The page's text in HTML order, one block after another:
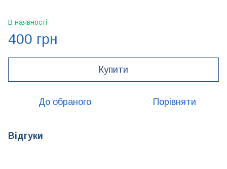
В наявності
400 грн
Купити
До обраного Порівняти
Відгуки